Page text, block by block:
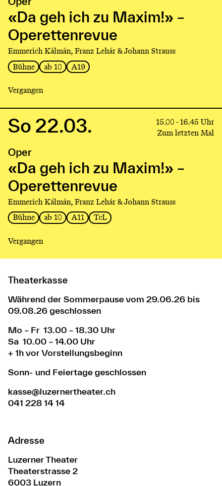
«Da
geh
Maxim!»
Operettenrevue
«Da geh ich zu Maxim!» –
Operettenrevue
Emmerich Kálmán, Franz Lehár & Johann Strauss
Bühne
ab 10 A19
Vergangen
Link
«Da
geh
Maxim!»
Operettenrevue
So 22.03.
15.00 - 16.45 Uhr
Zum letzten Mal
Oper
«Da geh ich zu Maxim!» –
Operettenrevue
Emmerich Kálmán, Franz Lehár & Johann Strauss
Bühne
ab 10 A11 TcL
Vergangen
Theaterkasse
Während der Sommerpause vom 29.06.26 bis
09.08.26 geschlossen
Mo – Fr 13.00 – 18.30 Uhr
Sa 10.00 – 14.00 Uhr
+ 1h vor Vorstellungsbeginn
Sonn- und Feiertage geschlossen
kasse@luzernertheater.ch
041 228 14 14
Adresse
Luzerner Theater
Theaterstrasse 2
6003 Luzern